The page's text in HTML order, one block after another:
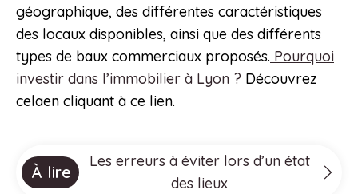
géographique, des différentes caractéristiques
des locaux disponibles, ainsi que des différents
types de baux commerciaux proposés. Pourquoi
investir dans l’immobilier à Lyon ? Découvrez
celaen cliquant à ce lien.
À lire
Les erreurs à éviter lors d’un état
des lieux